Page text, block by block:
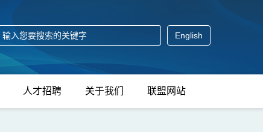
English
人才招聘 关于我们 联盟网站